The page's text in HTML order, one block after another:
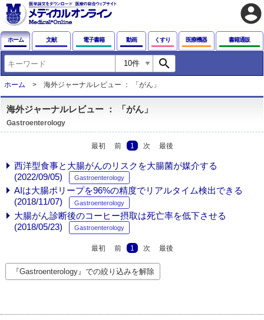
account_circle
ホーム 文献 電子書籍 動画 くすり 医療機器 書籍通販
search
ホーム 海外ジャーナルレビュー ： 「がん」
海外ジャーナルレビュー ： 「がん」
Gastroenterology
最初 前 1 次 最後
西洋型食事と大腸がんのリスクを大腸菌が媒介する
(2022/09/05)
Gastroenterology
AIは大腸ポリープを96%の精度でリアルタイム検出できる
(2018/11/07)
Gastroenterology
大腸がん診断後のコーヒー摂取は死亡率を低下させる
(2018/05/23)
Gastroenterology
最初 前 1 次 最後
『Gastroenterology』での絞り込みを解除